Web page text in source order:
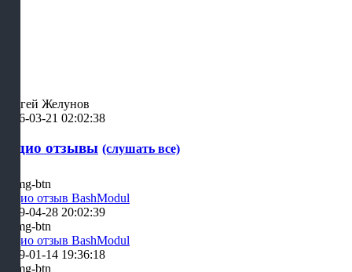
Сергей Желунов
2026-03-21 02:02:38
Аудио отзывы (слушать все)
Аудио отзыв BashModul
2019-04-28 20:02:39
Аудио отзыв BashModul
2019-01-14 19:36:18